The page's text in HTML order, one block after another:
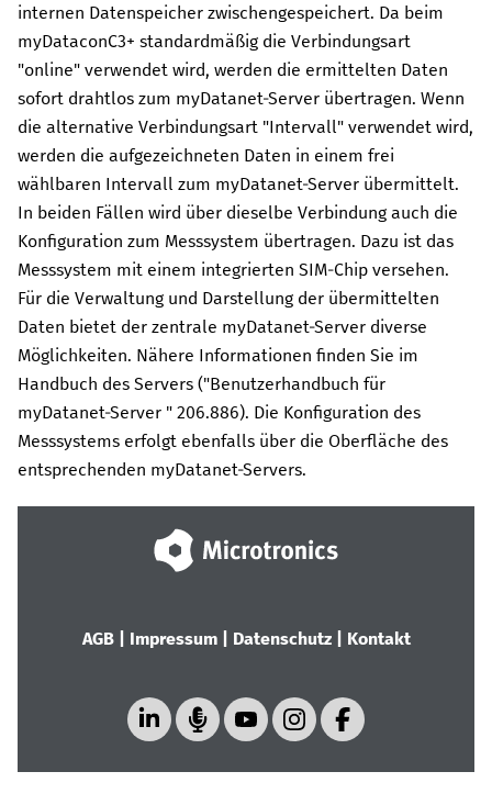
internen Datenspeicher zwischengespeichert. Da beim
myDataconC3+ standardmäßig die Verbindungsart
"online" verwendet wird, werden die ermittelten Daten
sofort drahtlos zum myDatanet-Server übertragen. Wenn
die alternative Verbindungsart "Intervall" verwendet wird,
werden die aufgezeichneten Daten in einem frei
wählbaren Intervall zum myDatanet-Server übermittelt.
In beiden Fällen wird über dieselbe Verbindung auch die
Konfiguration zum Messsystem übertragen. Dazu ist das
Messsystem mit einem integrierten SIM-Chip versehen.
Für die Verwaltung und Darstellung der übermittelten
Daten bietet der zentrale myDatanet-Server diverse
Möglichkeiten. Nähere Informationen finden Sie im
Handbuch des Servers ("Benutzerhandbuch für
myDatanet-Server " 206.886). Die Konfiguration des
Messsystems erfolgt ebenfalls über die Oberfläche des
entsprechenden myDatanet-Servers.
AGB| Impressum| Datenschutz| Kontakt